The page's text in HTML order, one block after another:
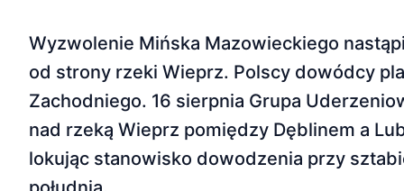
Wyzwolenie Mińska Mazowieckiego
od strony rzeki Wieprz. Polscy dowódcy
Zachodniego. 16 sierpnia Grupa
nad rzeką Wieprz pomiędzy Dęblinem a
lokując stanowisko dowodzenia przy